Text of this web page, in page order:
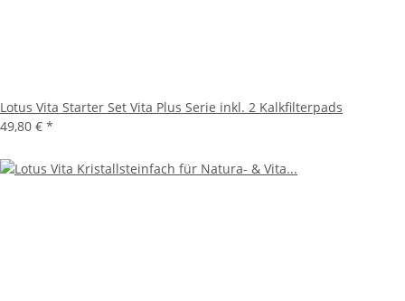
Lotus Vita Starter Set Vita Plus Serie inkl. 2 Kalkfilterpads
49,80 € *